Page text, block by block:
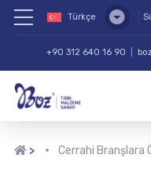
Türkçe
+90 312 640 16 90
> Cerrahi Branşlara